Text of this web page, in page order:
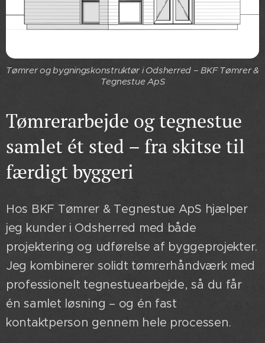
Tømrer og bygningskonstruktør i Odsherred – BKF Tømrer &
Tegnestue ApS
Tømrerarbejde og tegnestue
samlet ét sted – fra skitse til
færdigt byggeri
Hos BKF Tømrer & Tegnestue ApS hjælper
jeg kunder i Odsherred med både
projektering og udførelse af byggeprojekter.
Jeg kombinerer solidt tømrerhåndværk med
professionelt tegnestuearbejde, så du får
én samlet løsning – og én fast
kontaktperson gennem hele processen.